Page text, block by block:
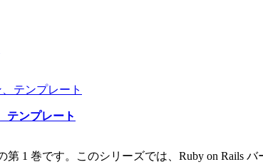
テンプレート
第 1 巻です。このシリーズでは、Ruby on Rails